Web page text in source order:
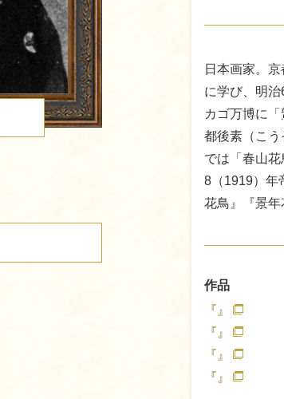
日本画家。
に学び、明
カゴ万博に
都後素（こ
では「春山
8（1919）年
花鳥』『景年
作品
『』
『』
『』
『』